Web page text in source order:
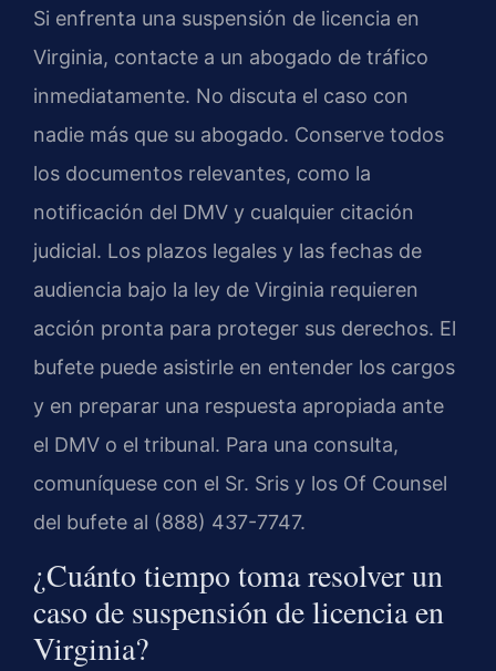
Si enfrenta una suspensión de licencia en
Virginia, contacte a un abogado de tráfico
inmediatamente. No discuta el caso con
nadie más que su abogado. Conserve todos
los documentos relevantes, como la
notificación del DMV y cualquier citación
judicial. Los plazos legales y las fechas de
audiencia bajo la ley de Virginia requieren
acción pronta para proteger sus derechos. El
bufete puede asistirle en entender los cargos
y en preparar una respuesta apropiada ante
el DMV o el tribunal. Para una consulta,
comuníquese con el Sr. Sris y los Of Counsel
del bufete al (888) 437-7747.
¿Cuánto tiempo toma resolver un
caso de suspensión de licencia en
Virginia?